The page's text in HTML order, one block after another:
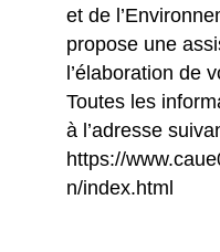
et de
propose une
l’élaboration de
Toutes les
à l’adresse
https://
n/index.html